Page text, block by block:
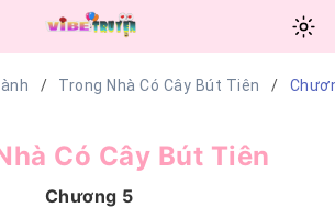
Trong Nhà Có Cây Bút Tiên
Có Cây Bút Tiên
Chương 5